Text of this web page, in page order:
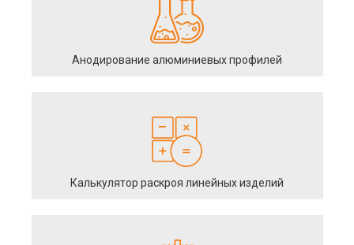
Анодирование алюминиевых профилей
Калькулятор раскроя линейных изделий